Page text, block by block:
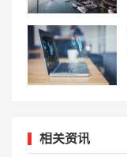
相关资讯